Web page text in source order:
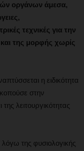
οργάνων άμεσα,
τεχνικές για την
της μορφής χωρίς
η ειδικότητα
στην
λειτουργικότητας
της φυσιολογικής